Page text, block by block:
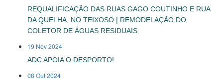
REQUALIFICAÇÃO DAS RUAS GAGO COUTINHO E RUA
DA QUELHA, NO TEIXOSO | REMODELAÇÃO DO
COLETOR DE ÁGUAS RESIDUAIS
19 Nov 2024
ADC APOIA O DESPORTO!
08 Out 2024